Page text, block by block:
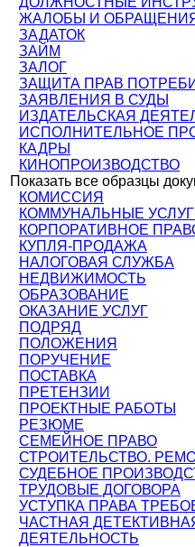
ЖАЛОБЫ И
ЗАДАТОК
ЗАЙМ
ЗАЛОГ
ЗАЩИТА ПРАВ
ЗАЯВЛЕНИЯ В СУДЫ
ИЗДАТЕЛЬСКАЯ
ИСПОЛНИТЕЛЬНОЕ
КАДРЫ
КИНОПРОИЗВОДСТВО
Показать все образцы
КОМИССИЯ
КОММУНАЛЬНЫЕ
КОРПОРАТИВНОЕ
КУПЛЯ-ПРОДАЖА
НАЛОГОВАЯ СЛУЖБА
НЕДВИЖИМОСТЬ
ОБРАЗОВАНИЕ
ОКАЗАНИЕ УСЛУГ
ПОДРЯД
ПОЛОЖЕНИЯ
ПОРУЧЕНИЕ
ПОСТАВКА
ПРЕТЕНЗИИ
ПРОЕКТНЫЕ РАБОТЫ
РЕЗЮМЕ
СЕМЕЙНОЕ ПРАВО
СТРОИТЕЛЬСТВО.
СУДЕБНОЕ
ТРУДОВЫЕ ДОГОВОРА
УСТУПКА ПРАВА
ЧАСТНАЯ
ДЕЯТЕЛЬНОСТЬ